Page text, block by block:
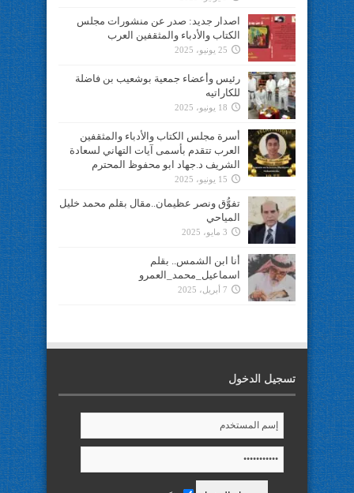
اصدار جديد: صدر عن منشورات مجلس
الكتاب والأدباء والمثقفين العرب
25 يونيو، 2025
رئيس وأعضاء جمعية بوشعيب بن فاضلة
للكاراتيه
18 يونيو، 2025
أسرة مجلس الكتاب والأدباء والمثقفين
العرب تتقدم بأسمى آيات التهاني لسعادة
الشريف د.جهاد ابو محفوظ المحترم
15 يونيو، 2025
تفوُّق ونصر عظيمان..مقال بقلم محمد خليل
المياحي
3 مايو، 2025
أنا ابن الشمس.. بقلم
اسماعيل_محمد_العمرو
7 أبريل، 2025
تسجيل الدخول